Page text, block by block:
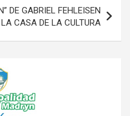
DE GABRIEL FEHLEISEN
CASA DE LA CULTURA